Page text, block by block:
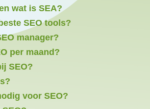
wat is SEA?
SEO tools?
manager?
per maand?
SEO?
voor SEO?